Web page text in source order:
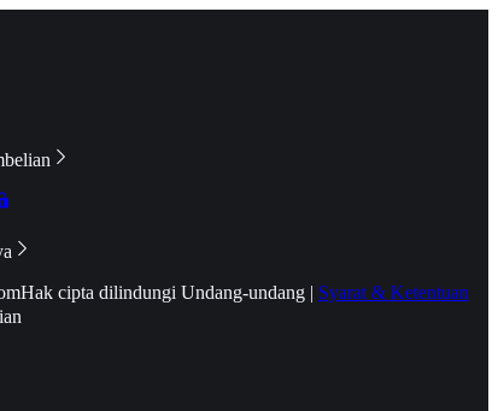
Hak cipta dilindungi Undang-undang | Syarat & Ketentuan